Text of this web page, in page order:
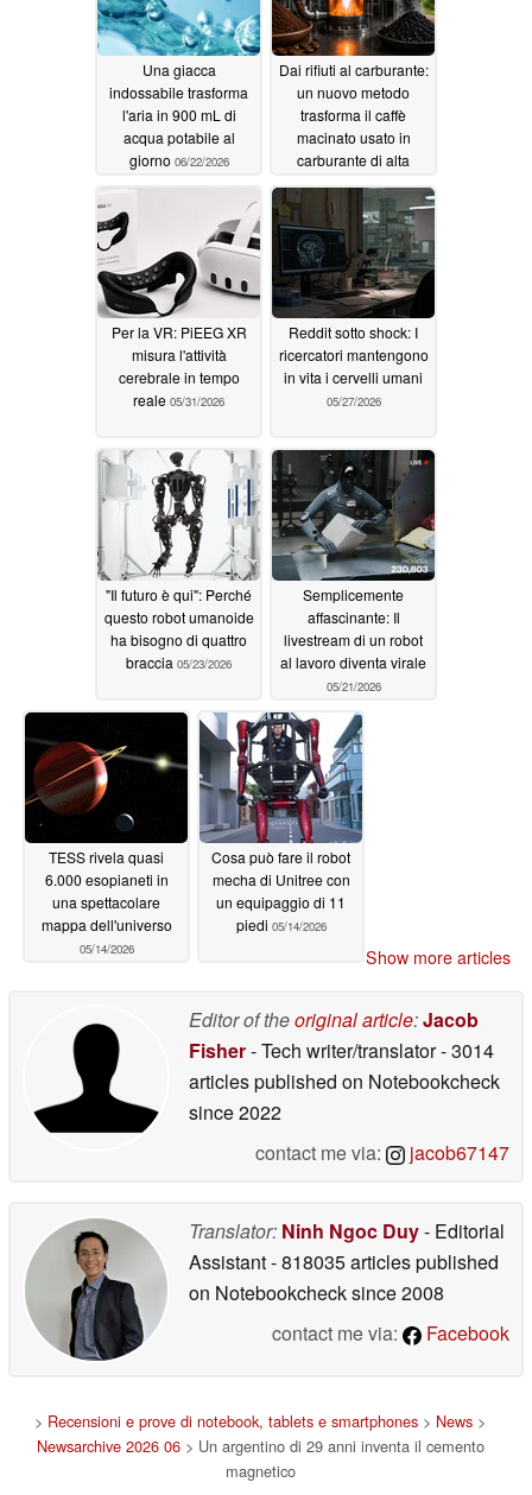
Una giacca
indossabile trasforma
l'aria in 900 mL di
acqua potabile al
giorno 06/22/2026
Dai rifiuti al carburante:
un nuovo metodo
trasforma il caffè
macinato usato in
carburante di alta
06/22/2026
Per la VR: PiEEG XR
misura l'attività
cerebrale in tempo
reale 05/31/2026
Reddit sotto shock: I
ricercatori mantengono
in vita i cervelli umani
05/27/2026
"Il futuro è qui": Perché
questo robot umanoide
ha bisogno di quattro
braccia 05/23/2026
Semplicemente
affascinante: Il
livestream di un robot
al lavoro diventa virale
05/21/2026
TESS rivela quasi
6.000 esopianeti in
una spettacolare
mappa dell'universo
05/14/2026
Cosa può fare il robot
mecha di Unitree con
un equipaggio di 11
piedi 05/14/2026
Show more articles
Editor of theoriginal article:Jacob
Fisher- Tech writer/translator- 3014
articles published on Notebookcheck
since 2022
contact me via:
jacob67147
Translator: Ninh Ngoc Duy- Editorial
Assistant- 818035 articles published
on Notebookchecksince 2008
contact me via:
Facebook
> Recensioni e prove di notebook, tablets e smartphones > News >
Newsarchive 2026 06> Un argentino di 29 anni inventa il cemento
magnetico